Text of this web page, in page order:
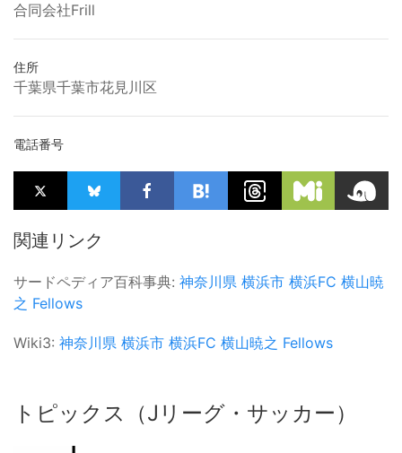
合同会社Frill
住所
千葉県千葉市花見川区
電話番号
関連リンク
サードペディア百科事典: 神奈川県 横浜市 横浜FC 横山暁
之 Fellows
Wiki3: 神奈川県 横浜市 横浜FC 横山暁之 Fellows
トピックス（Jリーグ・サッカー）